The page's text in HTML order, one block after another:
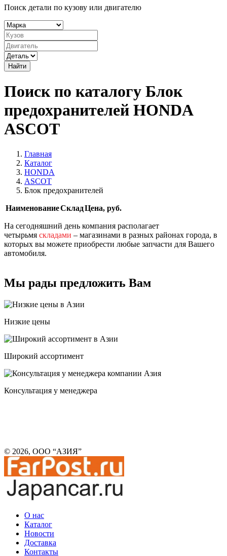
Поиск детали по кузову или двигателю
Найти
Поиск по каталогу Блок
предохранителей HONDA
ASCOT
Главная
Каталог
HONDA
ASCOT
Блок предохранителей
НаименованиеСкладЦена, руб.
На сегодняшний день компания располагает
четырьмя складами – магазинами в разных районах города, в
которых вы можете приобрести любые запчасти для Вашего
автомобиля.
Мы рады предложить Вам
Низкие цены
Широкий ассортимент
Консультация у менеджера
© 2026, ООО “АЗИЯ”
О нас
Каталог
Новости
Доставка
Контакты